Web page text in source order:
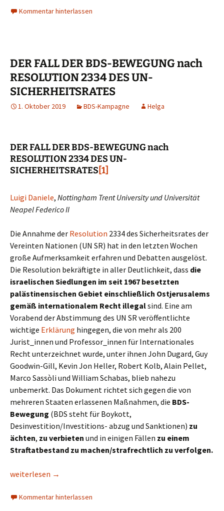
Kommentar hinterlassen
DER FALL DER BDS-BEWEGUNG nach
RESOLUTION 2334 DES UN-
SICHERHEITSRATES
1. Oktober 2019 BDS-Kampagne Helga
DER FALL DER BDS-BEWEGUNG nach
RESOLUTION 2334 DES UN-
SICHERHEITSRATES [1]
Luigi Daniele, Nottingham Trent University und Universität
Neapel Federico II
Die Annahme der Resolution 2334 des Sicherheitsrates der
Vereinten Nationen (UN SR) hat in den letzten Wochen
große Aufmerksamkeit erfahren und Debatten ausgelöst.
Die Resolution bekräftigte in aller Deutlichkeit, dass die
israelischen Siedlungen im seit 1967 besetzten
palästinensischen Gebiet einschließlich Ostjerusalems
gemäß internationalem Recht illegalsind. Eine am
Vorabend der Abstimmung des UN SR veröffentlichte
wichtige Erklärung hingegen, die von mehr als 200
Jurist_innen und Professor_innen für Internationales
Recht unterzeichnet wurde, unter ihnen John Dugard, Guy
Goodwin-Gill, Kevin Jon Heller, Robert Kolb, Alain Pellet,
Marco Sassòli und William Schabas, blieb nahezu
unbemerkt. Das Dokument richtet sich gegen die von
mehreren Staaten erlassenen Maßnahmen, die BDS-
Bewegung (BDS steht für Boykott,
Desinvestition/Investitions- abzug und Sanktionen) zu
ächten, zu verbieten und in einigen Fällen zu einem
Straftatbestand zu machen/strafrechtlich zu verfolgen.
DER FALL DER BDS-BEWEGUNG nach RESOLUTION 2334 DES
weiterlesen →
Kommentar hinterlassen